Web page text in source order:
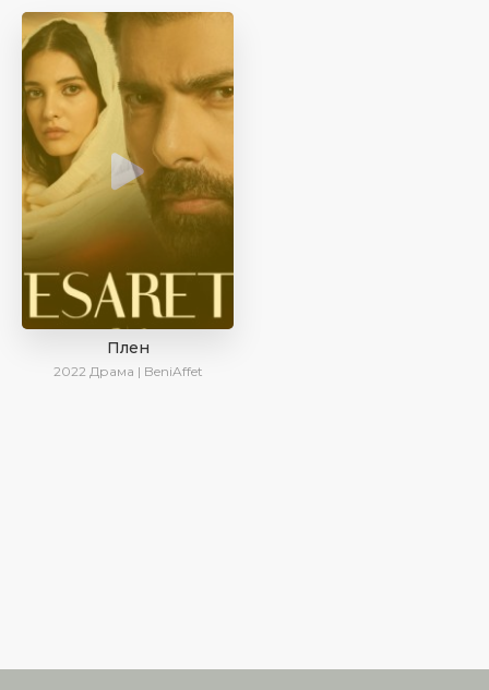
Плен
2022 Драма | BeniAffet